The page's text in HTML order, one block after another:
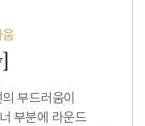
부드러움이
부분에 라운드